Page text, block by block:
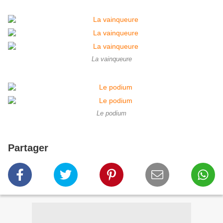
La vainqueure
Le podium
Partager